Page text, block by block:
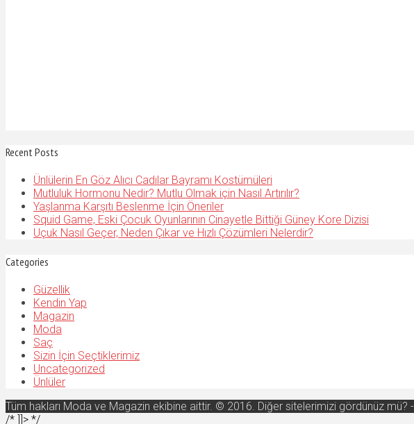
Recent Posts
Ünlülerin En Göz Alıcı Cadılar Bayramı Kostümüleri
Mutluluk Hormonu Nedir? Mutlu Olmak için Nasıl Artırılır?
Yaşlanma Karşıtı Beslenme İçin Öneriler
Squid Game, Eski Çocuk Oyunlarının Cinayetle Bittiği Güney Kore Dizisi
Uçuk Nasıl Geçer, Neden Çıkar ve Hızlı Çözümleri Nelerdir?
Categories
Güzellik
Kendin Yap
Magazin
Moda
Saç
Sizin İçin Seçtiklerimiz
Uncategorized
Ünlüler
Tüm hakları Moda ve Magazin ekibine aittir. © 2016. Diğer sitelerimizi gördünüz mü? -
/* ]]> */